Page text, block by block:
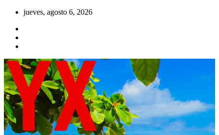
Saltar
contenido
jueves, agosto 6, 2026